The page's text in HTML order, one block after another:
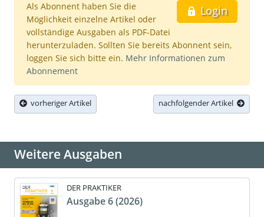
Login
Als Abonnent haben Sie die
Möglichkeit einzelne Artikel oder
vollständige Ausgaben als PDF-Datei
herunterzuladen. Sollten Sie bereits Abonnent sein,
loggen Sie sich bitte ein. Mehr Informationen zum
Abonnement
vorheriger Artikel nachfolgender Artikel
Weitere Ausgaben
DER PRAKTIKER
Ausgabe 6 (2026)